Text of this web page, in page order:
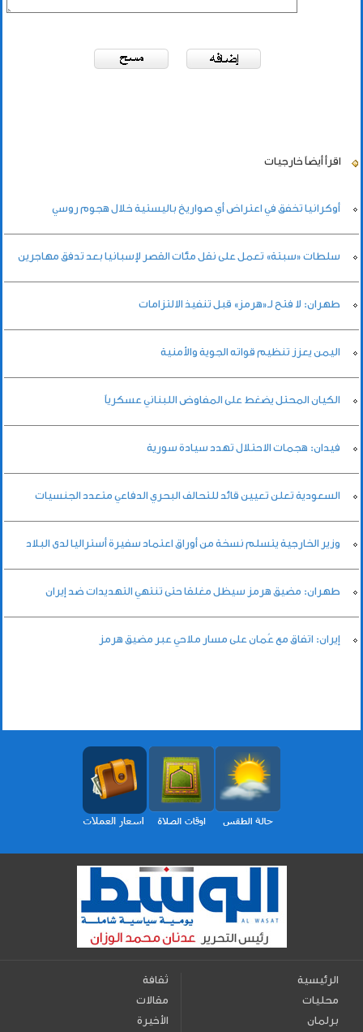
اقرأ أيضاً خارجيات
أوكرانيا تخفق في اعتراض أي صواريخ باليستية خلال هجوم روسي
سلطات «سبتة» تعمل على نقل مئات القصر لإسبانيا بعد تدفق مهاجرين
طهران: لا فتح لـ«هرمز» قبل تنفيذ الالتزامات
اليمن يعزز تنظيم قواته الجوية والأمنية
الكيان المحتل يضغط على المفاوض اللبناني عسكرياً
فيدان: هجمات الاحتلال تهدد سيادة سورية
السعودية تعلن تعيين قائد للتحالف البحري الدفاعي متعدد الجنسيات
وزير الخارجية يتسلم نسخة من أوراق اعتماد سفيرة أستراليا لدى البلاد
طهران: مضيق هرمز سيظل مغلقا حتى تنتهي التهديدات ضد إيران
إيران: اتفاق مع عُمان على مسار ملاحي عبر مضيق هرمز
الرئيسية
محليات
برلمان
ثقافة
مقالات
الأخيرة